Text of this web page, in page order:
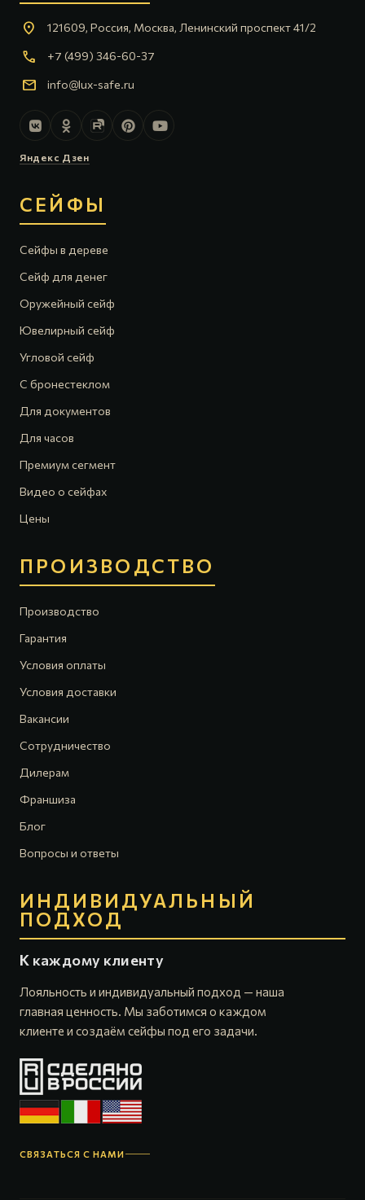
location_on 121609, Россия, Москва, Ленинский проспект 41/2
call +7 (499) 346-60-37
mail info@lux-safe.ru
Яндекс Дзен
СЕЙФЫ
Сейфы в дереве
Сейф для денег
Оружейный сейф
Ювелирный сейф
Угловой сейф
С бронестеклом
Для документов
Для часов
Премиум сегмент
Видео о сейфах
Цены
ПРОИЗВОДСТВО
Производство
Гарантия
Условия оплаты
Условия доставки
Вакансии
Сотрудничество
Дилерам
Франшиза
Блог
Вопросы и ответы
ИНДИВИДУАЛЬНЫЙ
ПОДХОД
К каждому клиенту
Лояльность и индивидуальный подход — наша
главная ценность. Мы заботимся о каждом
клиенте и создаём сейфы под его задачи.
СВЯЗАТЬСЯ С НАМИ